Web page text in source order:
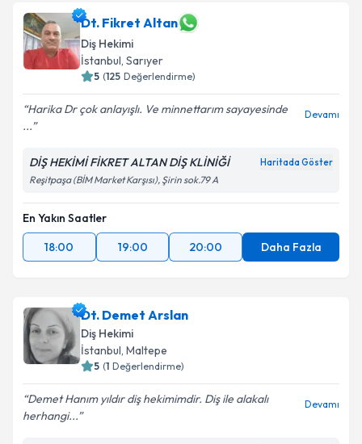
Dt. Fikret Altan
Diş Hekimi
İstanbul, Sarıyer
5 (125 Değerlendirme)
Harika Dr çok anlayışlı. Ve minnettarım sayayesinde
...
Devamı
DİŞ HEKİMİ FİKRET ALTAN DİŞ KLİNİĞİ Haritada Göster
Reşitpaşa (BİM Market Karşısı), Şirin sok.79 A
En Yakın Saatler
18:00
19:00 20:00 Daha Fazla
Dt. Demet Arslan
Diş Hekimi
İstanbul, Maltepe
5 (1 Değerlendirme)
Demet Hanım yıldır diş hekimimdir. Diş ile alakalı
herhangi...
Devamı